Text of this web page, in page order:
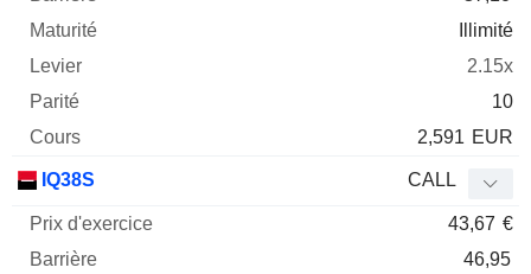
Illimité
2.15x
10
2,591 EUR
IQ38S CALL
43,67 €
46,95